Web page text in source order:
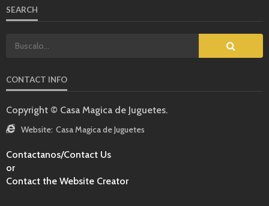
SEARCH
CONTACT INFO
Copyright © Casa Magica de Juguetes.
Website: Casa Magica de Juguetes
Contactanos/Contact Us
or
Contact the Website Creator